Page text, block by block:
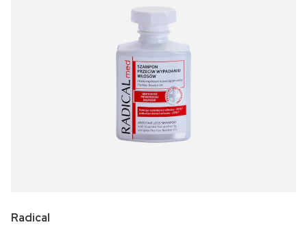
Radical